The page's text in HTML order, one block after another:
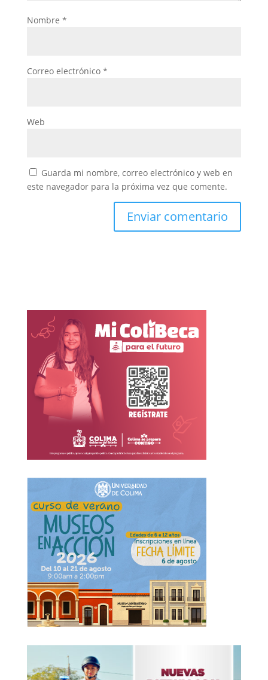
Nombre *
Correo electrónico *
Web
Guarda mi nombre, correo electrónico y web en
este navegador para la próxima vez que comente.